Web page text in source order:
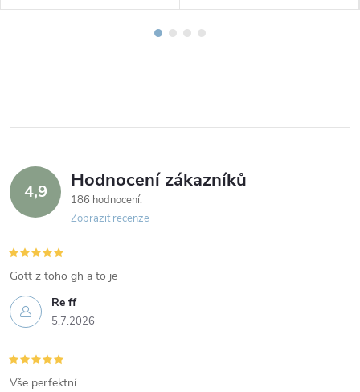
4,9 Hodnocení zákazníků
186 hodnocení
Zobrazit recenze
Re ff
5.7.2026
Gott z toho gh a to je
Vše perfektní